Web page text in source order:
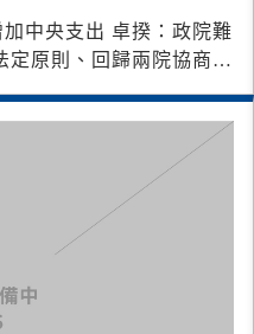
加中央支出 卓揆：政院難
定原則、回歸兩院協商共